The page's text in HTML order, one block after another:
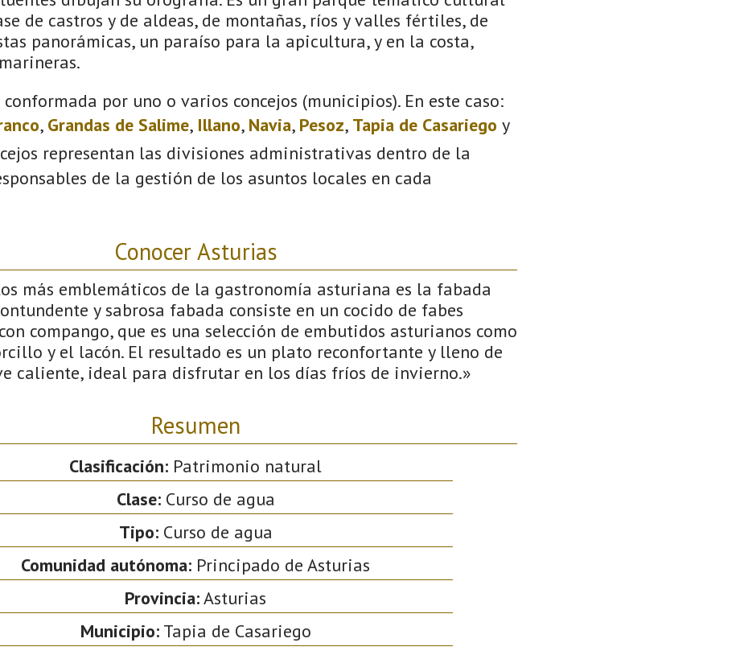
de castros y de aldeas, de montañas, ríos y valles fértiles, de
panorámicas, un paraíso para la apicultura, y en la costa,
por uno o varios concejos (municipios). En este caso:
, Grandas de Salime, Illano, Navia, Pesoz, Tapia de Casariego y
representan las divisiones administrativas dentro de la
de la gestión de los asuntos locales en cada
Conocer Asturias
más emblemáticos de la gastronomía asturiana es la fabada
y sabrosa fabada consiste en un cocido de fabes
compango, que es una selección de embutidos asturianos como
y el lacón. El resultado es un plato reconfortante y lleno de
caliente, ideal para disfrutar en los días fríos de invierno.»
Resumen
Clasificación: Patrimonio natural
Clase:Curso de agua
Tipo:Curso de agua
Comunidad autónoma: Principado de Asturias
Provincia:Asturias
Municipio:Tapia de Casariego